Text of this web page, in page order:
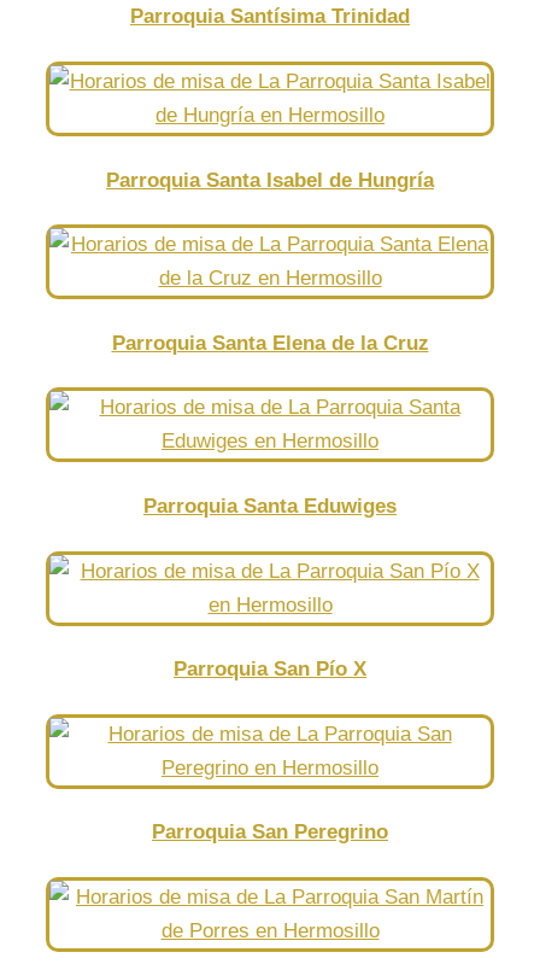
Parroquia Santísima Trinidad
Parroquia Santa Isabel de Hungría
Parroquia Santa Elena de la Cruz
Parroquia Santa Eduwiges
Parroquia San Pío X
Parroquia San Peregrino